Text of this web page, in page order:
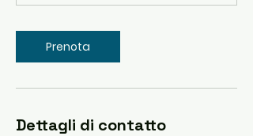
Prenota
Dettagli di contatto